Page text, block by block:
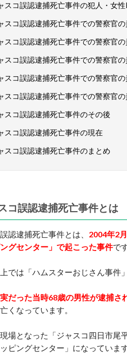
スコ誤認逮捕死亡事件の犯人・女
スコ誤認逮捕死亡事件での警察
スコ誤認逮捕死亡事件での警察
スコ誤認逮捕死亡事件での警察官
スコ誤認逮捕死亡事件での警察官
スコ誤認逮捕死亡事件での警察
スコ誤認逮捕死亡事件のその後
スコ誤認逮捕死亡事件の現在
スコ誤認逮捕死亡事件のまとめ
コ誤認逮捕死亡事件とは
認逮捕死亡事件とは、 2004年2
グセンター」で起こった事件で
では「ハムスターおじさん事件
だった当時68歳の男性が逮捕さ
くなっています。
場となった「ジャスコ四日市尾
ピングセンター」になっています